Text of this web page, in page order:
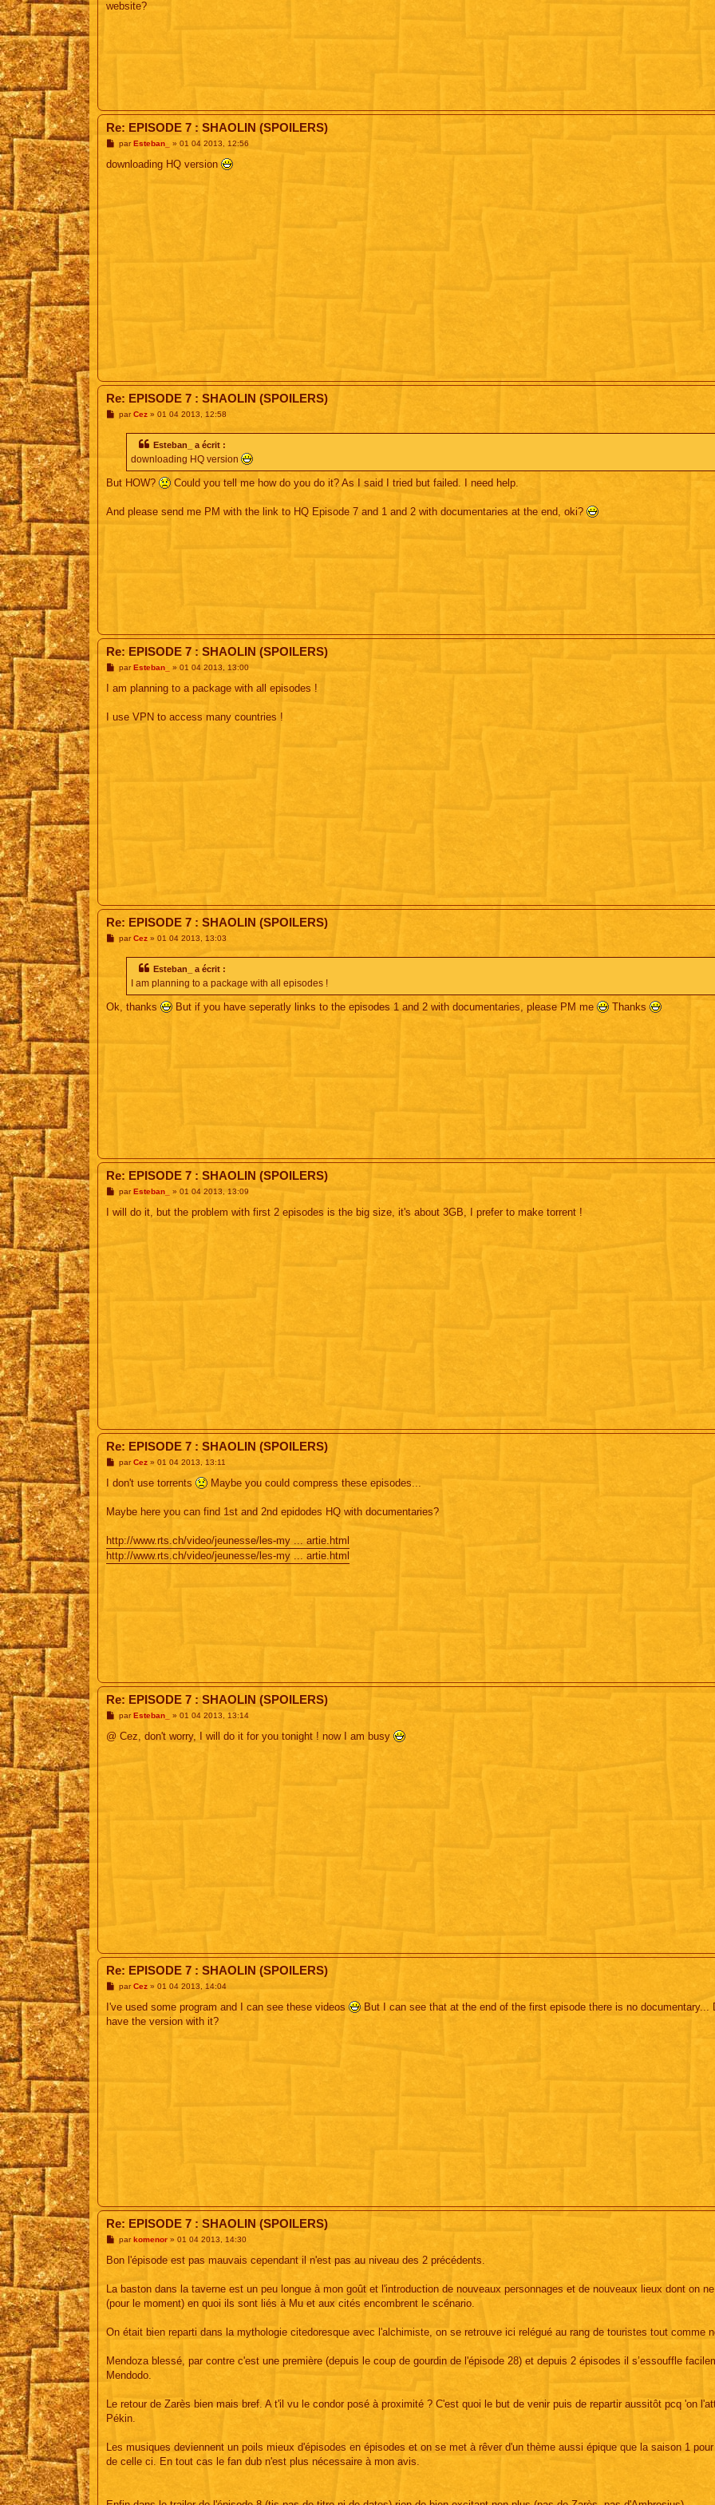
website?
Re: EPISODE 7 : SHAOLIN (SPOILERS)
M
s
parEsteban_ » 01 04 2013, 12:56
downloading HQ version
Re: EPISODE 7 : SHAOLIN (SPOILERS)
Mpar Cez» 01 04 2013, 12:58
Esteban_ a écrit :
downloading HQ version
But HOW? Could you tell me how do you do it? As I said I tried but failed. I need help.
And please send me PM with the link to HQ Episode 7 and 1 and 2 with documentaries at the end, oki?
Re: EPISODE 7 : SHAOLIN (SPOILERS)
M
s
g
parEsteban_ » 01 04 2013, 13:00
I am planning to a package with all episodes !
I use VPN to access many countries !
Re: EPISODE 7 : SHAOLIN (SPOILERS)
MparCez» 01 04 2013, 13:03
Esteban_ a écrit :
I am planning to a package with all episodes !
Ok, thanks But if you have seperatly links to the episodes 1 and 2 with documentaries, please PM me Thanks
Re: EPISODE 7 : SHAOLIN (SPOILERS)
M
s
parEsteban_ » 01 04 2013, 13:09
I will do it, but the problem with first 2 episodes is the big size, it's about 3GB, I prefer to make torrent !
Re: EPISODE 7 : SHAOLIN (SPOILERS)
M
s
g
parCez» 01 04 2013, 13:11
I don't use torrents Maybe you could compress these episodes...
Maybe here you can find 1st and 2nd epidodes HQ with documentaries?
http://www.rts.ch/video/jeunesse/les-my ... artie.html
http://www.rts.ch/video/jeunesse/les-my ... artie.html
Re: EPISODE 7 : SHAOLIN (SPOILERS)
M
s
parEsteban_ » 01 04 2013, 13:14
@ Cez, don't worry, I will do it for you tonight ! now I am busy
Re: EPISODE 7 : SHAOLIN (SPOILERS)
M
s
a
parCez» 01 04 2013, 14:04
I've used some program and I can see these videos
But I can see that at the end of the first episode there is no documentary...
have the version with it?
Re: EPISODE 7 : SHAOLIN (SPOILERS)
M
s
g
parkomenor» 01 04 2013, 14:30
Bon l'épisode est pas mauvais cependant il n'est pas au niveau des 2 précédents.
La baston dans la taverne est un peu longue à mon goût et l'introduction de nouveaux personnages et de nouveaux lieux dont on
(pour le moment) en quoi ils sont liés à Mu et aux cités encombrent le scénario.
On était bien reparti dans la mythologie citedoresque avec l'alchimiste, on se retrouve ici relégué au rang de touristes tout comme
Mendoza blessé, par contre c'est une première (depuis le coup de gourdin de l'épisode 28) et depuis 2 épisodes il s’essouffle
Mendodo.
Le retour de Zarès bien mais bref. A t'il vu le condor posé à proximité ? C'est quoi le but de venir puis de repartir aussitôt pcq 'on
Pékin.
Les musiques deviennent un poils mieux d'épisodes en épisodes et on se met à rêver d'un thème aussi épique que la saison 1
de celle ci. En tout cas le fan dub n'est plus nécessaire à mon avis.